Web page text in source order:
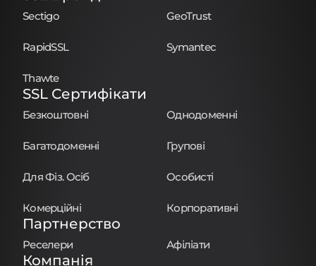
Sectigo GeoTrust
RapidSSL Symantec
Thawte
SSL Сертифікати
Безкоштовні Однодоменні
Багатодоменні Групові
Для Фіз. Осіб Особисті
Комерційні Корпоративні
Партнерство
Реселери Афіліати
Компанія